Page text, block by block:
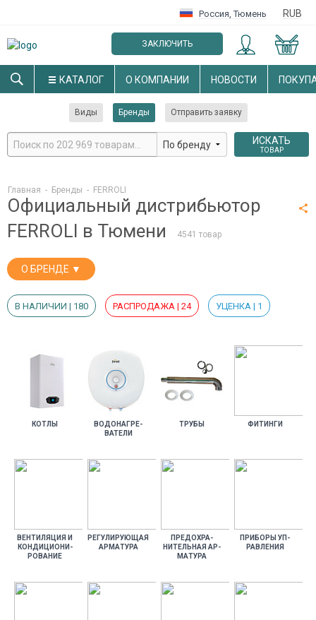
Россия,Тюмень RUB
ЗАКЛЮЧИТЬ
ОПТОВЫЙ ДОГОВОР
КАТАЛОГ О КОМПАНИИ НОВОСТИ
Виды Бренды Отправить заявку
ИСКАТЬ
ТОВАР
Главная - Бренды - FERROLI
Официальный дистрибьютор
FERROLI в Тюмени
4541 товар
О БРЕНДЕ ▼
В НАЛИЧИИ | 180 РАСПРОДАЖА | 24 УЦЕНКА | 1
КОТ­ЛЫ
ВО­ДОНАГ­РЕ­
ВАТЕ­ЛИ
ТРУ­БЫ ФИ­ТИН­ГИ
ВЕН­ТИ­ЛЯЦИЯ И
КОН­ДИ­ЦИ­ОНИ­
РОВА­НИЕ
РЕ­ГУЛИ­РУ­ЮЩАЯ
АР­МА­ТУРА
ПРЕ­ДОХ­РА­
НИТЕЛЬ­НАЯ АР­
МА­ТУРА
ПРИ­БОРЫ УП­
РАВЛЕ­НИЯ